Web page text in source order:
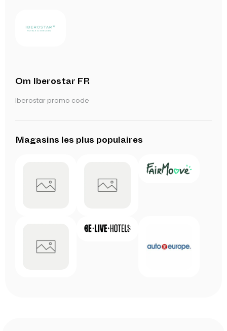
Om Iberostar FR
Iberostar promo code
Magasins les plus populaires